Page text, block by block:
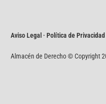
Aviso Legal · Política de Privacidad
Almacén de Derecho © Copyright